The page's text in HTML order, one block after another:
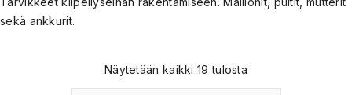
sekä ankkurit.
Näytetään kaikki 19 tulosta